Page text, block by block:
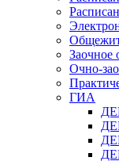
Заочное
Очно-
ГИА